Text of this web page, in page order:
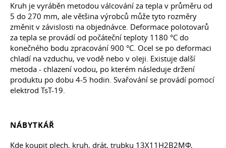
Kruh je vyráběn metodou válcování za tepla v průměru od
5 do 270 mm, ale většina výrobců může tyto rozměry
změnit v závislosti na objednávce. Deformace polotovarů
za tepla se provádí od počáteční teploty 1180 °C do
konečného bodu zpracování 900 °C. Ocel se po deformaci
chladí na vzduchu, ve vodě nebo v oleji. Existuje další
metoda - chlazení vodou, po kterém následuje držení
produktu po dobu 4-5 hodin. Svařování se provádí pomocí
elektrod TsT-19.
NÁBYTKÁŘ
Kde koupit plech, kruh, drát, trubku 13Х11Н2В2МФ,